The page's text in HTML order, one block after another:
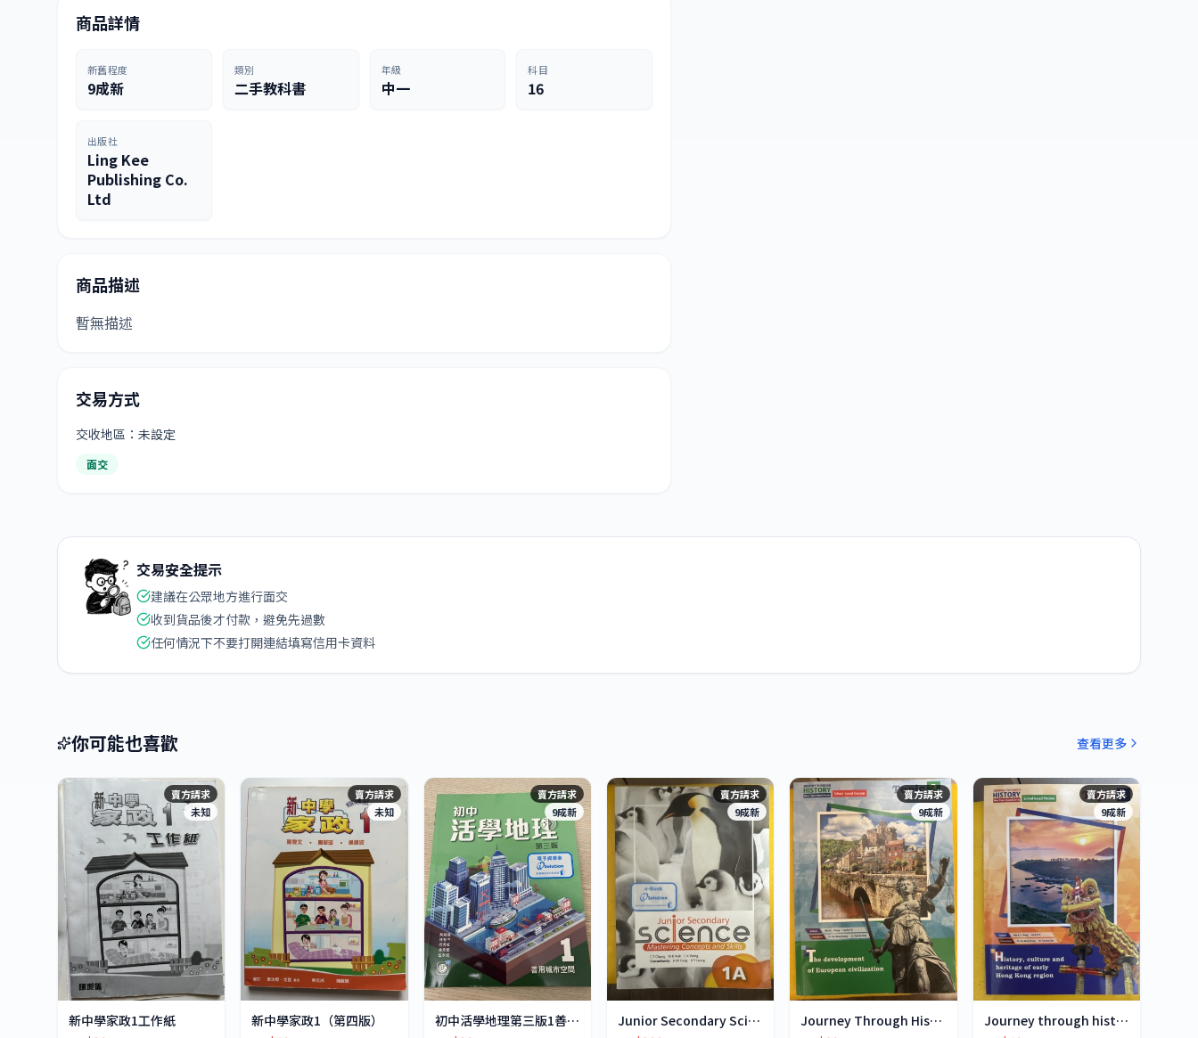
商品詳情
新舊程度
9成新
類別
二手教科書
年級
中一
科目
16
出版社
Ling Kee
Publishing Co.
Ltd
商品描述
暫無描述
交易方式
交收地區：未設定
面交
交易安全提示
建議在公眾地方進行面交
收到貨品後才付款，避免先過數
任何情況下不要打開連結填寫信用卡資料
你可能也喜歡 查看更多
賣方請求
未知
新中學家政1工作紙
賣方請求
未知
新中學家政1（第四版）
賣方請求
9成新
初中活學地理第三版1善用城市空間
賣方請求
9成新
Junior Secondary Science 1A 1B
賣方請求
9成新
Journey Through History- Topic 2
賣方請求
9成新
Journey through history-Topic 4